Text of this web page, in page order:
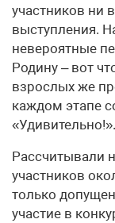
участников ни
выступления.
невероятные
Родину – вот
взрослых же
каждом этапе
«Удивительно!».
Рассчитывали
участников
только
участие в